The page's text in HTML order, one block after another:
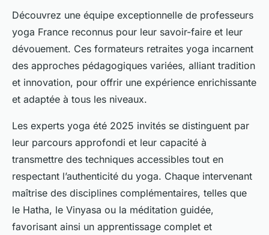
Découvrez une équipe exceptionnelle de professeurs
yoga France reconnus pour leur savoir-faire et leur
dévouement. Ces formateurs retraites yoga incarnent
des approches pédagogiques variées, alliant tradition
et innovation, pour offrir une expérience enrichissante
et adaptée à tous les niveaux.
Les experts yoga été 2025 invités se distinguent par
leur parcours approfondi et leur capacité à
transmettre des techniques accessibles tout en
respectant l’authenticité du yoga. Chaque intervenant
maîtrise des disciplines complémentaires, telles que
le Hatha, le Vinyasa ou la méditation guidée,
favorisant ainsi un apprentissage complet et